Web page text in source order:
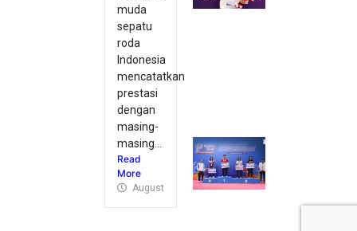
muda
sepatu
roda
Indonesia
mencatatkan
prestasi
dengan
masing-
masing...
Read
More
August 9, 2026
Perkasa